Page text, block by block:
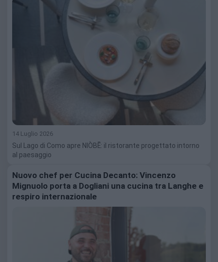
14 Luglio 2026
Sul Lago di Como apre NIÒBĒ: il ristorante progettato intorno
al paesaggio
Nuovo chef per Cucina Decanto: Vincenzo
Mignuolo porta a Dogliani una cucina tra Langhe e
respiro internazionale